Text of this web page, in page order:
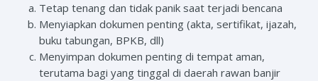
Tetap tenang dan tidak panik saat terjadi bencana
Menyiapkan dokumen penting (akta, sertifikat, ijazah,
buku tabungan, BPKB, dll)
Menyimpan dokumen penting di tempat aman,
terutama bagi yang tinggal di daerah rawan banjir